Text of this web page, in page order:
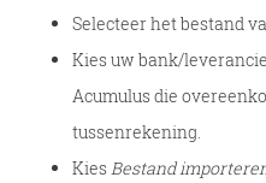
Selecteer het bestand
Kies uw bank/
Acumulus die
tussenrekening.
Kies Bestand